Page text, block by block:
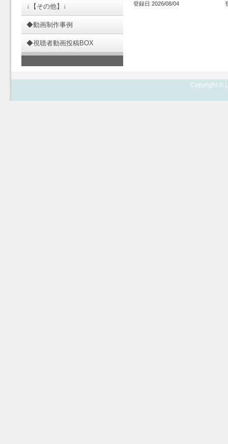
↓【その他】↓
◆動画制作事例
◆視聴者動画投稿BOX
登録日 2026/08/04
Copyright ©